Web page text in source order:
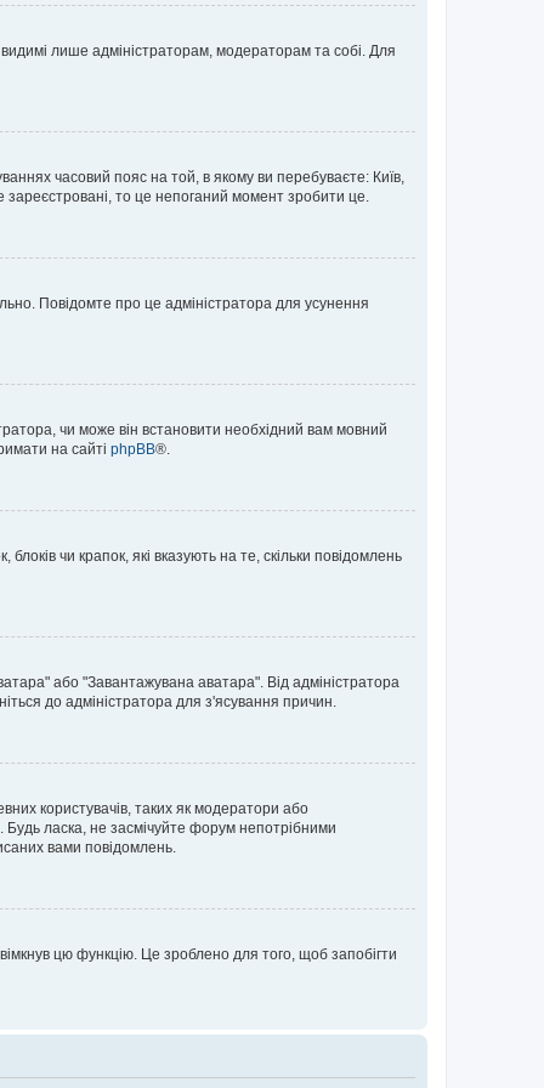
видимі лише адміністраторам, модераторам та собі. Для
часовий пояс на той, в якому ви перебуваєте: Київ,
то це непоганий момент зробити це.
Повідомте про це адміністратора для усунення
чи може він встановити необхідний вам мовний
на сайті phpBB®.
чи крапок, які вказують на те, скільки повідомлень
або "Завантажувана аватара". Від адміністратора
до адміністратора для з'ясування причин.
користувачів, таких як модератори або
ласка, не засмічуйте форум непотрібними
вами повідомлень.
цю функцію. Це зроблено для того, щоб запобігти